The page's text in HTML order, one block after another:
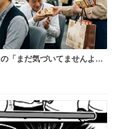
「まだ気づいてませんよ」